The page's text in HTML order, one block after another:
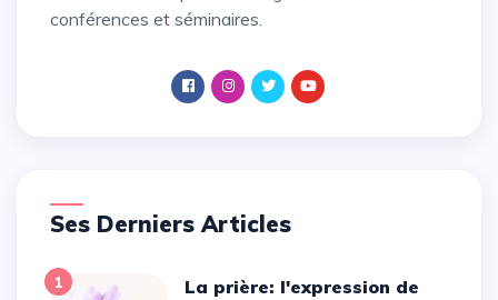
conférences et séminaires.
Ses Derniers Articles
1
La prière: l'expression de